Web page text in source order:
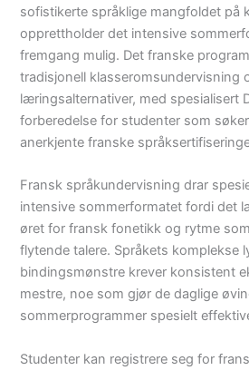
sofistikerte språklige mangfoldet på
opprettholder det intensive
fremgang mulig. Det franske
tradisjonell klasseromsundervisning
læringsalternativer, med spesialisert
forberedelse for studenter som
anerkjente franske
Fransk språkundervisning drar
intensive sommerformatet fordi det
øret for fransk fonetikk og rytme
flytende talere. Språkets komplekse
bindingsmønstre krever konsistent
mestre, noe som gjør de daglige
sommerprogrammer spesielt
Studenter kan registrere seg for